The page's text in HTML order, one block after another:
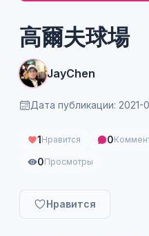
高爾夫球場
JayChen
Дата публикации: 2021-
1Нравится 0
0Просмотры
Нравится